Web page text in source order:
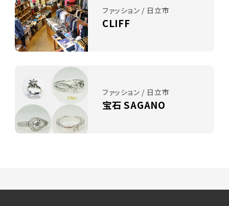
ファッション / 日立市
CLIFF
ファッション / 日立市
宝石 SAGANO